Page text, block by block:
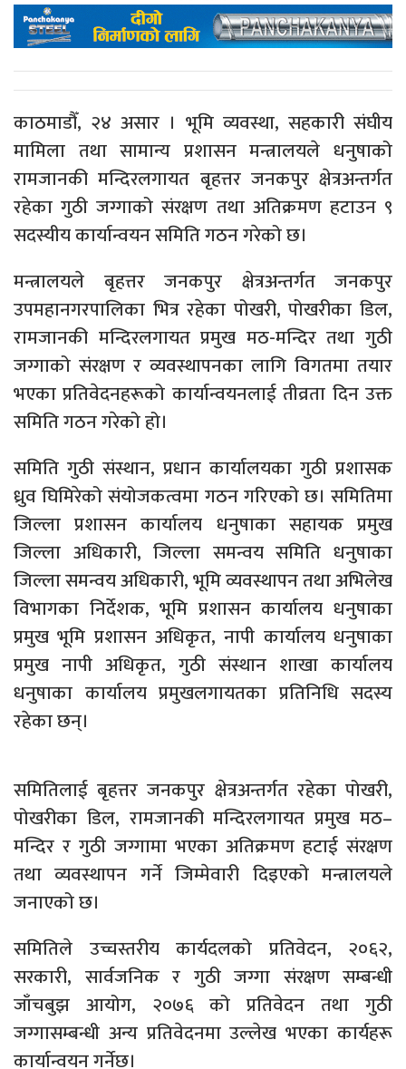
काठमाडौँ, २४ असार । भूमि व्यवस्था, सहकारी संघीय
मामिला तथा सामान्य प्रशासन मन्त्रालयले धनुषाको
रामजानकी मन्दिरलगायत बृहत्तर जनकपुर क्षेत्रअन्तर्गत
रहेका गुठी जग्गाको संरक्षण तथा अतिक्रमण हटाउन ९
सदस्यीय कार्यान्वयन समिति गठन गरेको छ।
मन्त्रालयले बृहत्तर जनकपुर क्षेत्रअन्तर्गत जनकपुर
उपमहानगरपालिका भित्र रहेका पोखरी, पोखरीका डिल,
रामजानकी मन्दिरलगायत प्रमुख मठ-मन्दिर तथा गुठी
जग्गाको संरक्षण र व्यवस्थापनका लागि विगतमा तयार
भएका प्रतिवेदनहरूको कार्यान्वयनलाई तीव्रता दिन उक्त
समिति गठन गरेको हो।
समिति गुठी संस्थान, प्रधान कार्यालयका गुठी प्रशासक
ध्रुव घिमिरेको संयोजकत्वमा गठन गरिएको छ। समितिमा
जिल्ला प्रशासन कार्यालय धनुषाका सहायक प्रमुख
जिल्ला अधिकारी, जिल्ला समन्वय समिति धनुषाका
जिल्ला समन्वय अधिकारी, भूमि व्यवस्थापन तथा अभिलेख
विभागका निर्देशक, भूमि प्रशासन कार्यालय धनुषाका
प्रमुख भूमि प्रशासन अधिकृत, नापी कार्यालय धनुषाका
प्रमुख नापी अधिकृत, गुठी संस्थान शाखा कार्यालय
धनुषाका कार्यालय प्रमुखलगायतका प्रतिनिधि सदस्य
रहेका छन्।
समितिलाई बृहत्तर जनकपुर क्षेत्रअन्तर्गत रहेका पोखरी,
पोखरीका डिल, रामजानकी मन्दिरलगायत प्रमुख मठ–
मन्दिर र गुठी जग्गामा भएका अतिक्रमण हटाई संरक्षण
तथा व्यवस्थापन गर्ने जिम्मेवारी दिइएको मन्त्रालयले
जनाएको छ।
समितिले उच्चस्तरीय कार्यदलको प्रतिवेदन, २०६२,
सरकारी, सार्वजनिक र गुठी जग्गा संरक्षण सम्बन्धी
जाँचबुझ आयोग, २०७६ को प्रतिवेदन तथा गुठी
जग्गासम्बन्धी अन्य प्रतिवेदनमा उल्लेख भएका कार्यहरू
कार्यान्वयन गर्नेछ।